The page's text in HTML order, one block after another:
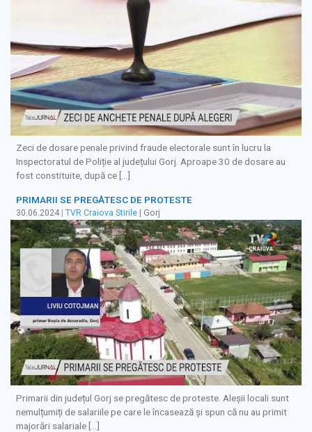
Zeci de dosare penale privind fraude electorale sunt în lucru la
Inspectoratul de Poliție al județului Gorj. Aproape 30 de dosare au
fost constituite, după ce […]
PRIMARII SE PREGĂTESC DE PROTESTE
30.06.2024 | TVR Craiova Stirile | Gorj
Primarii din județul Gorj se pregătesc de proteste. Aleșii locali sunt
nemulțumiți de salariile pe care le încasează și spun că nu au primit
majorări salariale […]